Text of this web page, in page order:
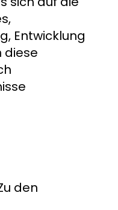
Entwicklung
diese
den